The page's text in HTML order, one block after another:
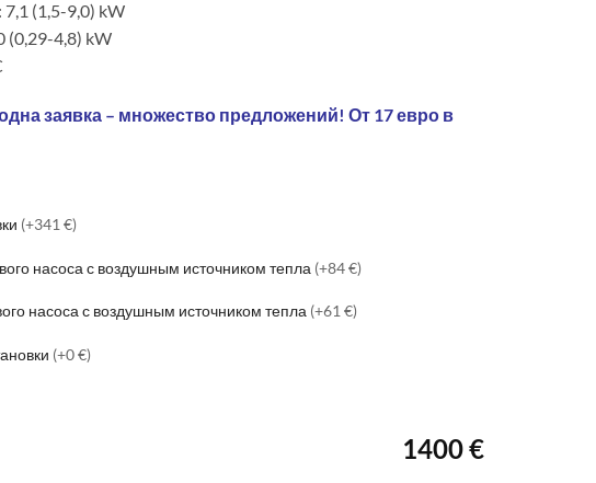
(1,5-9,0) kW
(0,29-4,8) kW
заявка – множество предложений! От 17 евро в
(+341 €)
насоса с воздушным источником тепла (+84 €)
насоса с воздушным источником тепла (+61 €)
(+0 €)
1400 €